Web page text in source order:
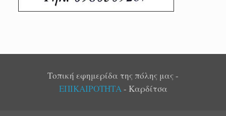
Τοπική εφημερίδα της πόλης μας -
ΕΠΙΚΑΙΡΟΤΗΤΑ- Καρδίτσα